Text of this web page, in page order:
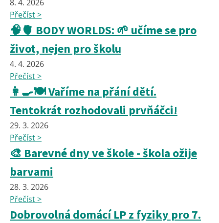
8. 4. 2026
Přečíst >
🧠🫀 BODY WORLDS: 🌱 učíme se pro
život, nejen pro školu
4. 4. 2026
Přečíst >
👩‍🍳🍽️ Vaříme na přání dětí.
Tentokrát rozhodovali prvňáčci!
29. 3. 2026
Přečíst >
🎨 Barevné dny ve škole - škola ožije
barvami
28. 3. 2026
Přečíst >
Dobrovolná domácí LP z fyziky pro 7.